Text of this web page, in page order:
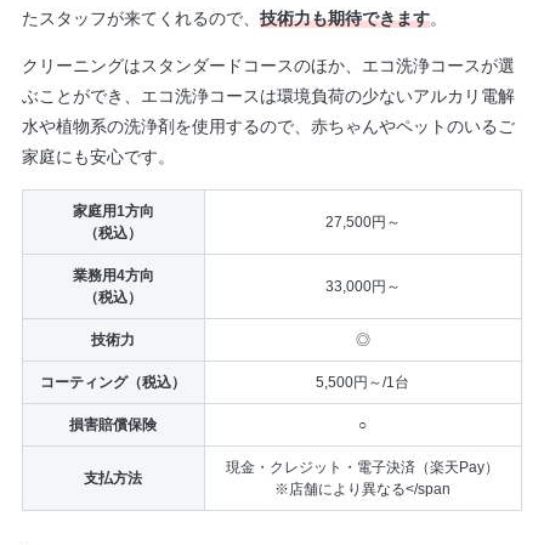
たスタッフが来てくれるので、 技術力も期待できます。
クリーニングはスタンダードコースのほか、エコ洗浄コースが選
ぶことができ、エコ洗浄コースは環境負荷の少ないアルカリ電解
水や植物系の洗浄剤を使用するので、赤ちゃんやペットのいるご
家庭にも安心です。
家庭用1方向
（税込）
27,500円～
業務用4方向
（税込）
33,000円～
技術力 ◎
コーティング（税込） 5,500円～/1台
損害賠償保険 ○
支払方法
現金・クレジット・電子決済（楽天Pay）
※店舗により異なる</span